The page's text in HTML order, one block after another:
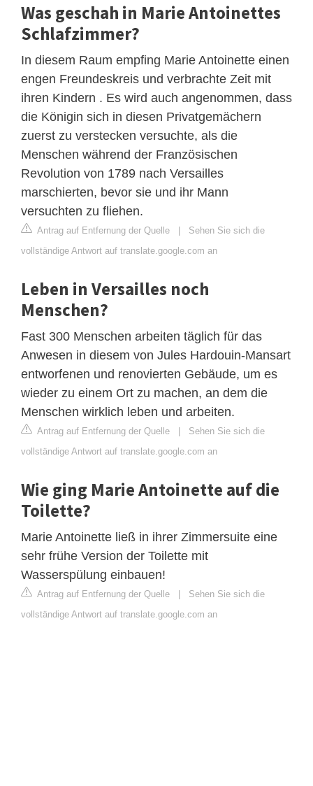
Was geschah in Marie Antoinettes
Schlafzimmer?
In diesem Raum empfing Marie Antoinette einen
engen Freundeskreis und verbrachte Zeit mit
ihren Kindern . Es wird auch angenommen, dass
die Königin sich in diesen Privatgemächern
zuerst zu verstecken versuchte, als die
Menschen während der Französischen
Revolution von 1789 nach Versailles
marschierten, bevor sie und ihr Mann
versuchten zu fliehen.
Antrag auf Entfernung der Quelle | Sehen Sie sich die
vollständige Antwort auf translate.google.com an
Leben in Versailles noch
Menschen?
Fast 300 Menschen arbeiten täglich für das
Anwesen in diesem von Jules Hardouin-Mansart
entworfenen und renovierten Gebäude, um es
wieder zu einem Ort zu machen, an dem die
Menschen wirklich leben und arbeiten.
Antrag auf Entfernung der Quelle | Sehen Sie sich die
vollständige Antwort auf translate.google.com an
Wie ging Marie Antoinette auf die
Toilette?
Marie Antoinette ließ in ihrer Zimmersuite eine
sehr frühe Version der Toilette mit
Wasserspülung einbauen!
Antrag auf Entfernung der Quelle | Sehen Sie sich die
vollständige Antwort auf translate.google.com an